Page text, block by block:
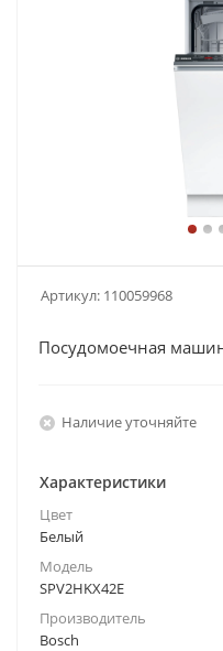
Артикул: 110059968
Посудомоечная
Наличие уточняйте
Характеристики
Цвет
Белый
Модель
SPV2HKX42E
Производитель
Bosch